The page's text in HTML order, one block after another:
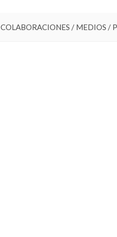
COLABORACIONES / MEDIOS /